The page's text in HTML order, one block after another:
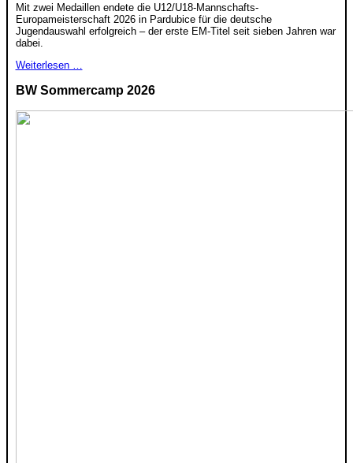
Mit zwei Medaillen endete die U12/U18-Mannschafts-
Europameisterschaft 2026 in Pardubice für die deutsche
Jugendauswahl erfolgreich – der erste EM-Titel seit sieben Jahren war
dabei.
Weiterlesen …
BW Sommercamp 2026